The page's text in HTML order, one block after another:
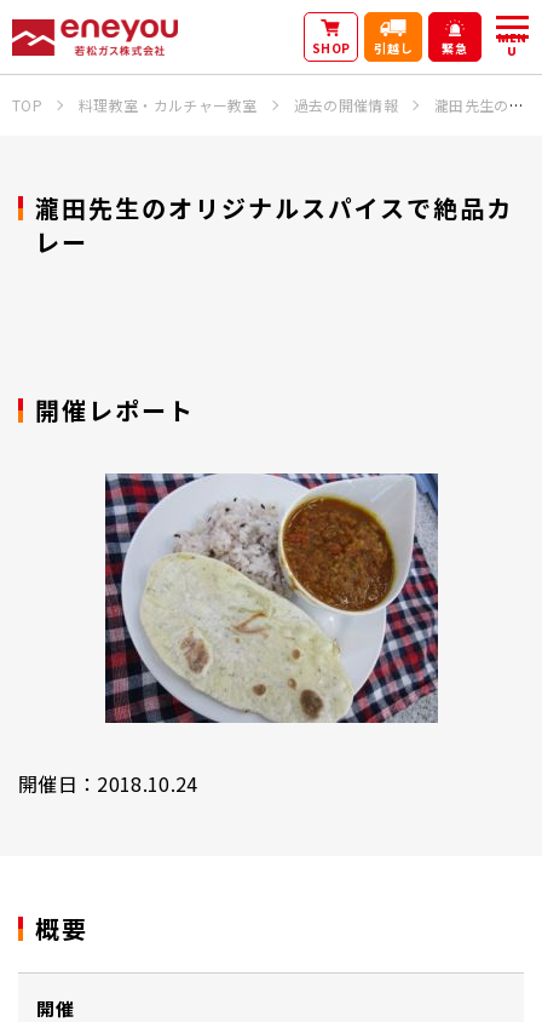
SHOP 引越し 緊急
MEN
U
TOP 料理教室・カルチャー教室 過去の開催情報 瀧田先生のオリジナルスパイスで絶品カレー
瀧田先生のオリジナルスパイスで絶品カ
レー
開催レポート
開催日：2018.10.24
概要
開催